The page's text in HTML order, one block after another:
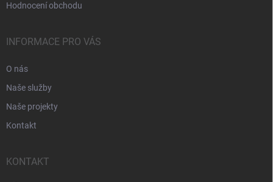
Hodnocení obchodu
INFORMACE PRO VÁS
O nás
Naše služby
Naše projekty
Kontakt
KONTAKT